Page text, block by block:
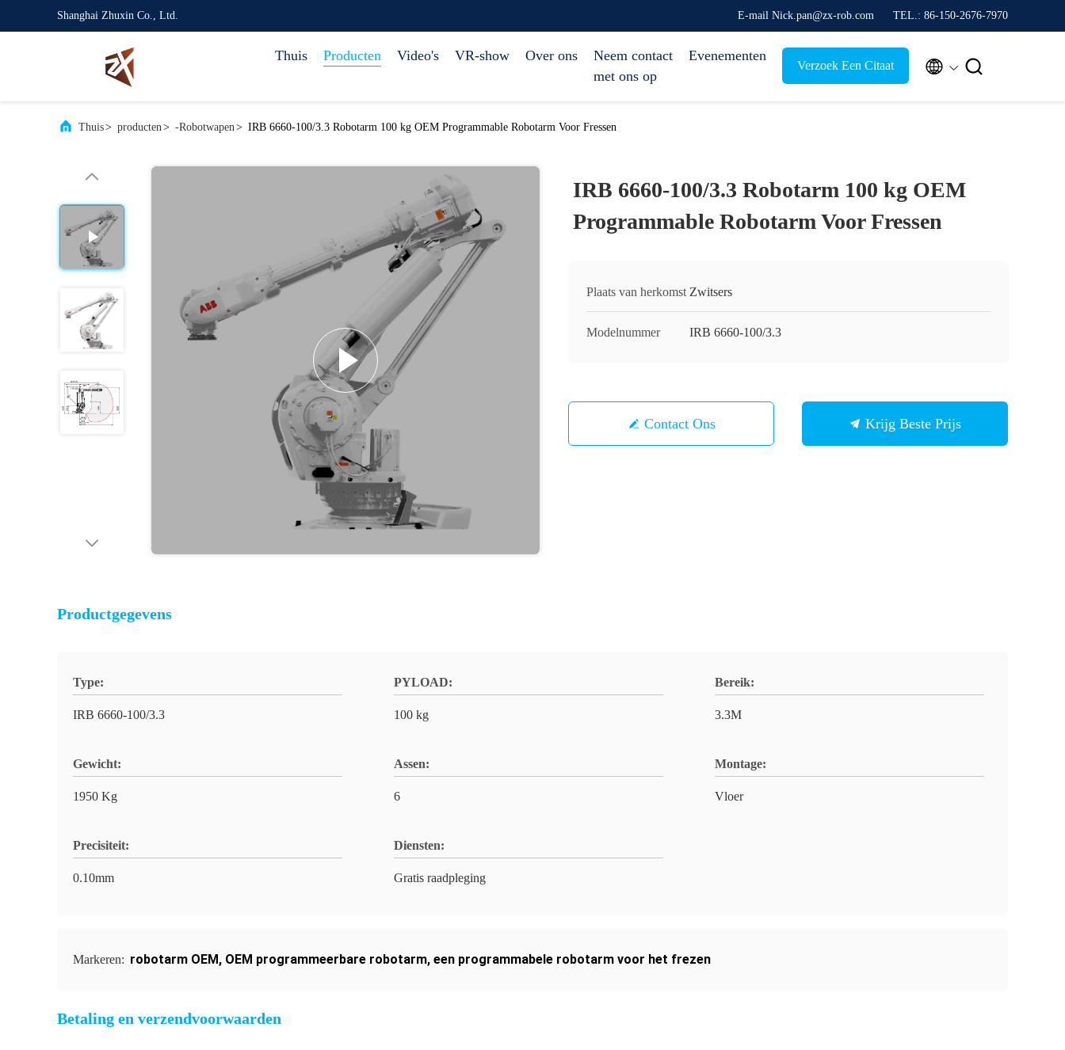
Shanghai Zhuxin Co., Ltd. E-mail Nick.pan@zx-rob.com TEL.: 86-150-2676-7970
Thuis Producten Video's VR-show Over ons
Neem contact
met ons op
Evenementen
Verzoek Een Citaat  
Thuis> producten> -Robotwapen> IRB 6660-100/3.3 Robotarm 100 kg OEM Programmable Robotarm Voor Fressen
IRB 6660-100/3.3 Robotarm 100 kg OEM
Programmable Robotarm Voor Fressen
Plaats van herkomst Zwitsers
Modelnummer IRB 6660-100/3.3
Contact Ons Krijg Beste Prijs
Productgegevens
Type:
IRB 6660-100/3.3
PYLOAD:
100 kg
Bereik:
3.3M
Gewicht:
1950 Kg
Assen:
6
Montage:
Vloer
Precisiteit:
0.10mm
Diensten:
Gratis raadpleging
Markeren: robotarm OEM, OEM programmeerbare robotarm, een programmabele robotarm voor het frezen
Betaling en verzendvoorwaarden